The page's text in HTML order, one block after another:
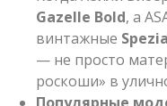
Gazelle Bold, а
винтажные
— не просто
роскоши» в